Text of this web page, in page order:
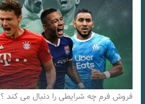
فروش فرم چه شرایطی را دنبال می کند ؟